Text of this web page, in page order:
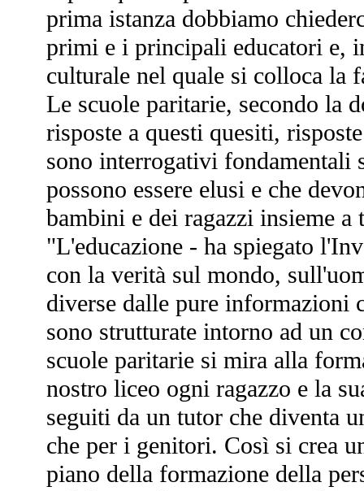
prima istanza dobbiamo
primi e i principali educatori e,
culturale nel quale si colloca la
Le scuole paritarie, secondo la
risposte a questi quesiti,
sono interrogativi fondamentali
possono essere elusi e che
bambini e dei ragazzi insieme a
"L'educazione - ha spiegato
con la verità sul mondo,
diverse dalle pure informazioni
sono strutturate intorno ad un
scuole paritarie si mira alla
nostro liceo ogni ragazzo e la
seguiti da un tutor che diventa
che per i genitori. Così si crea
piano della formazione della